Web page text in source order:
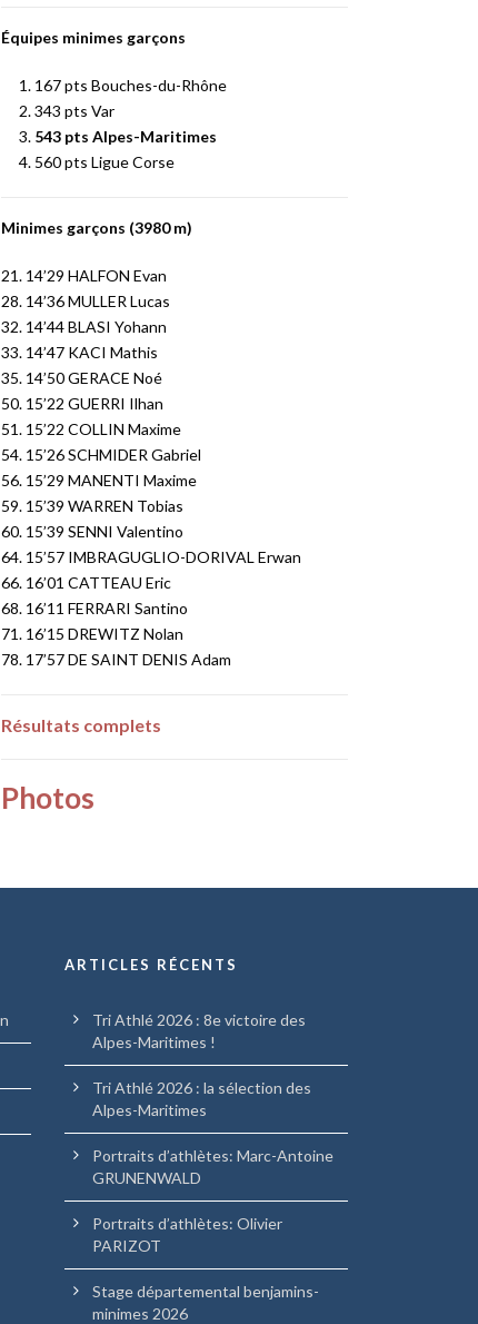
Équipes minimes garçons
167 pts Bouches-du-Rhône
343 pts Var
543 pts Alpes-Maritimes
560 pts Ligue Corse
Minimes garçons (3980 m)
21. 14’29 HALFON Evan
28. 14’36 MULLER Lucas
32. 14’44 BLASI Yohann
33. 14’47 KACI Mathis
35. 14’50 GERACE Noé
50. 15’22 GUERRI Ilhan
51. 15’22 COLLIN Maxime
54. 15’26 SCHMIDER Gabriel
56. 15’29 MANENTI Maxime
59. 15’39 WARREN Tobias
60. 15’39 SENNI Valentino
64. 15’57 IMBRAGUGLIO-DORIVAL Erwan
66. 16’01 CATTEAU Eric
68. 16’11 FERRARI Santino
71. 16’15 DREWITZ Nolan
78. 17’57 DE SAINT DENIS Adam
Résultats complets
Photos
ARTICLES RÉCENTS
Tri Athlé 2026 : 8e victoire des
Alpes-Maritimes !
Tri Athlé 2026 : la sélection des
Alpes-Maritimes
Portraits d’athlètes: Marc-Antoine
GRUNENWALD
Portraits d’athlètes: Olivier
PARIZOT
Stage départemental benjamins-
minimes 2026